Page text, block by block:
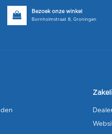
Bezoek onze winkel
Bornholmstraat 8, Groningen